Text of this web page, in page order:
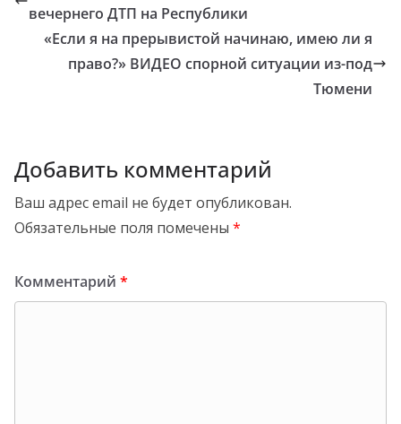
вечернего ДТП на Республики
«Если я на прерывистой начинаю, имею ли я
право?» ВИДЕО спорной ситуации из-под
Тюмени
Добавить комментарий
Ваш адрес email не будет опубликован.
Обязательные поля помечены *
Комментарий *